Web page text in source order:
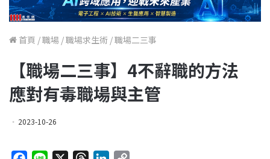
首頁 /職場 /職場求生術 /職場二三事
【職場二三事】4不辭職的方法
應對有毒職場與主管
2023-10-26